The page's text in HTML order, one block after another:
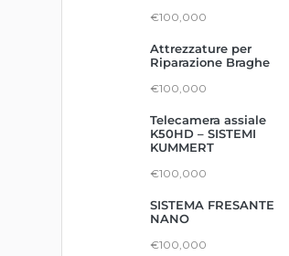
€100,000
Attrezzature per
Riparazione Braghe
€100,000
Telecamera assiale
K50HD – SISTEMI
KUMMERT
€100,000
SISTEMA FRESANTE
NANO
€100,000